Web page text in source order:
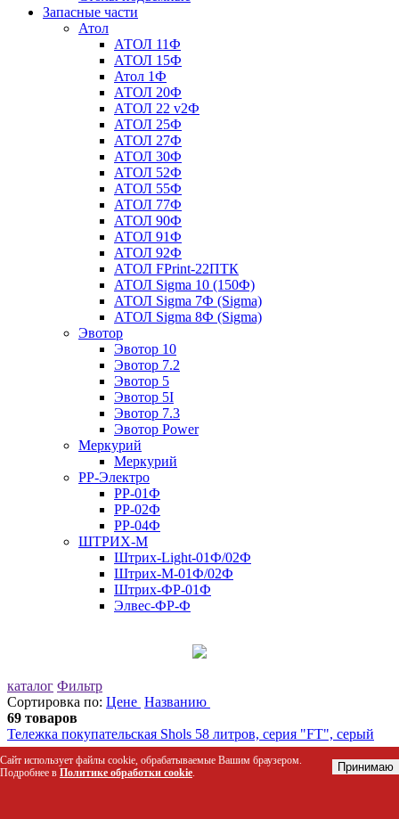
Запасные части
Атол
АТОЛ 11Ф
АТОЛ 15Ф
Атол 1Ф
АТОЛ 20Ф
АТОЛ 22 v2Ф
АТОЛ 25Ф
АТОЛ 27Ф
АТОЛ 30Ф
АТОЛ 52Ф
АТОЛ 55Ф
АТОЛ 77Ф
АТОЛ 90Ф
АТОЛ 91Ф
АТОЛ 92Ф
АТОЛ FPrint-22ПТК
АТОЛ Sigma 10 (150Ф)
АТОЛ Sigma 7Ф (Sigma)
АТОЛ Sigma 8Ф (Sigma)
Эвотор
Эвотор 10
Эвотор 7.2
Эвотор 5
Эвотор 5I
Эвотор 7.3
Эвотор Power
Меркурий
Меркурий
РР-Электро
РР-01Ф
РР-02Ф
РР-04Ф
ШТРИХ-М
Штрих-Light-01Ф/02Ф
Штрих-М-01Ф/02Ф
Штрих-ФР-01Ф
Элвес-ФР-Ф
каталог Фильтр
Сортировка по: Цене Названию
69 товаров
Тележка покупательская Shols 58 литров, серия "FT", серый
пластик
Код: 41496
Сайт использует файлы cookie, обрабатываемые Вашим браузером.
Подробнее в Политике обработки cookie. Принимаю